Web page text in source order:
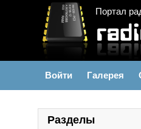
Портал
Войти Галерея
Разделы